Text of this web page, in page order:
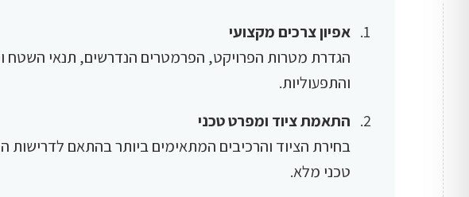
אפיון צרכים מקצועי
הגדרת מטרות הפרויקט, הפרמטרים הנדרשים, תנאי השטח
והתפעוליות.
התאמת ציוד ומפרט טכני
בחירת הציוד והרכיבים המתאימים ביותר בהתאם לדרישות
טכני מלא.